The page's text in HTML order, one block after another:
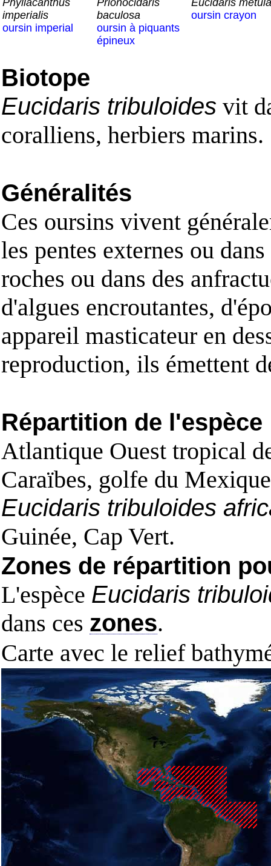
Phyllacanthus
imperialis
oursin imperial
Prionocidaris
baculosa
oursin à piquants
épineux
Eucidaris
oursin crayon
Biotope
Eucidaris tribuloides vit
coralliens, herbiers marins.
Généralités
Ces oursins vivent
les pentes externes ou
roches ou dans des
d'algues encroutantes,
appareil masticateur en
reproduction, ils émettent
Répartition de l'espèce
Atlantique Ouest tropical
Caraïbes, golfe du
Eucidaris tribuloides
Guinée, Cap Vert.
Zones de répartition
L'espèce Eucidaris
dans ces zones.
Carte avec le relief